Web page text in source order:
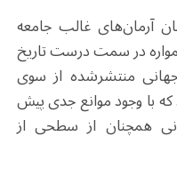
آرمان‌های غالب جامعه
در سمت درست تاریخ
منتشرشده از سوی
با وجود موانع جدی پیش
همچنان از سطحی از